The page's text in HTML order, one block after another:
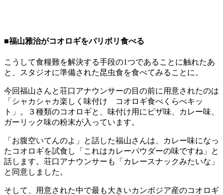
■福山雅治がコオロギをバリボリ食べる
こうして食糧難を解決する手段の1つであることに触れたあ
と、スタジオに準備された昆虫食を食べてみることに。
今回福山さんと荘口アナウンサーの目の前に用意されたのは
「シャカシャカ楽しく味付け コオロギ食べくらべキッ
ト」。３種類のコオロギと、味付け用にピザ味、カレー味、
ガーリック味の粉末が入っています。
「お腹空いてんのよ」と話した福山さんは、カレー味になっ
たコオロギを試食し「これはカレーパウダーの味ですね」と
話します。荘口アナウンサーも「カレースナックみたいな」
と同意しました。
そして、用意された中で最も大きいカンボジア産のコオロギ